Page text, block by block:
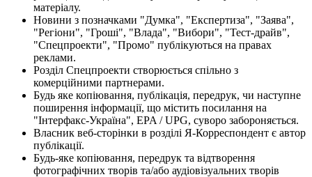
матеріалу.
Новини з позначками "Думка", "Експертиза", "Заява",
"Регіони", "Гроші", "Влада", "Вибори", "Тест-драйв",
"Спецпроекти", "Промо" публікуються на правах
реклами.
Розділ Спецпроекти створюється спільно з
комерційними партнерами.
Будь яке копіювання, публікація, передрук, чи наступне
поширення інформації, що містить посилання на
"Інтерфакс-Україна", EPA / UPG, суворо забороняється.
Власник веб-сторінки в розділі Я-Корреспондент є автор
публікації.
Будь-яке копіювання, передрук та відтворення
фотографічних творів та/або аудіовізуальних творів